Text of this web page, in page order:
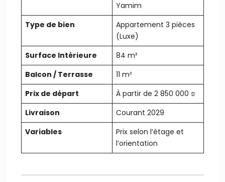
Yamim
Type de bien
Appartement 3 pièces
(Luxe)
Surface Intérieure
84 m²
Balcon / Terrasse
11 m²
Prix de départ
À partir de 2 850 000 ₪
Livraison
Courant 2029
Variables
Prix selon l’étage et
l’orientation